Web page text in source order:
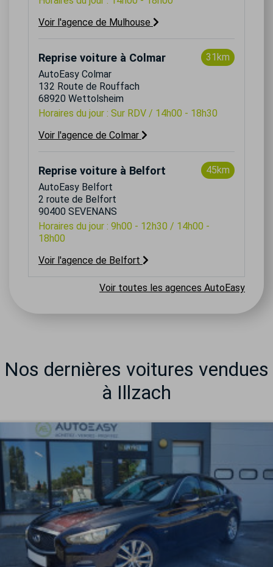
Voir l'agence de Mulhouse
Reprise voiture à Colmar
31km
AutoEasy Colmar
132 Route de Rouffach
68920 Wettolsheim
Horaires du jour : Sur RDV / 14h00 - 18h30
Voir l'agence de Colmar
Reprise voiture à Belfort
45km
AutoEasy Belfort
2 route de Belfort
90400 SEVENANS
Horaires du jour : 9h00 - 12h30 / 14h00 -
18h00
Voir l'agence de Belfort
Voir toutes les agences AutoEasy
Nos dernières voitures vendues
à Illzach